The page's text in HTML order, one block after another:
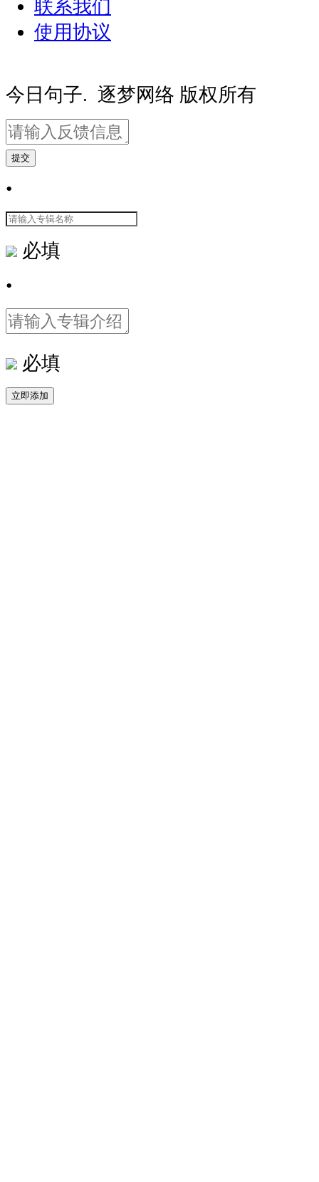
联系我们
使用协议
今日句子. 逐梦网络 版权所有
提交
•
必填
•
必填
立即添加